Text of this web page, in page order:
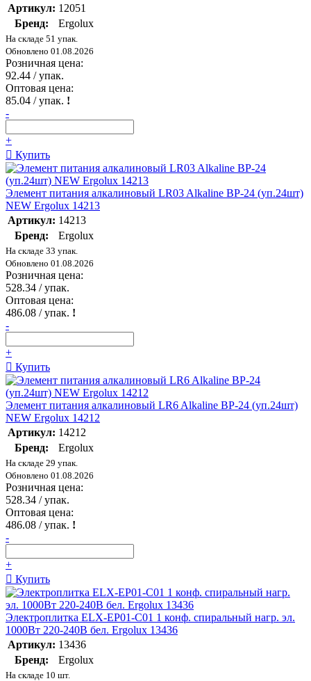
Артикул: 12051
Бренд:
Ergolux
На складе 51 упак.
Обновлено 01.08.2026
Розничная цена:
92.44 / упак.
Оптовая цена:
85.04 / упак. !
-
+
Купить
Элемент питания алкалиновый LR03 Alkaline BP-24 (уп.24шт)
NEW Ergolux 14213
Артикул: 14213
Бренд:
Ergolux
На складе 33 упак.
Обновлено 01.08.2026
Розничная цена:
528.34 / упак.
Оптовая цена:
486.08 / упак. !
-
+
Купить
Элемент питания алкалиновый LR6 Alkaline BP-24 (уп.24шт)
NEW Ergolux 14212
Артикул: 14212
Бренд:
Ergolux
На складе 29 упак.
Обновлено 01.08.2026
Розничная цена:
528.34 / упак.
Оптовая цена:
486.08 / упак. !
-
+
Купить
Электроплитка ELX-EP01-C01 1 конф. спиральный нагр. эл.
1000Вт 220-240В бел. Ergolux 13436
Артикул: 13436
Бренд:
Ergolux
На складе 10 шт.